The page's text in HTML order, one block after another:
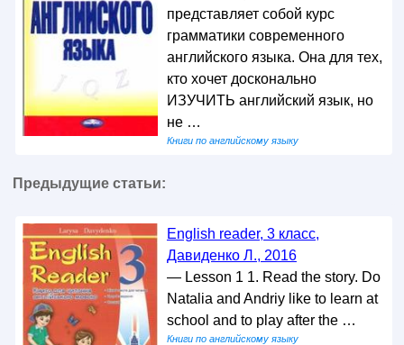
представляет собой курс
грамматики современного
английского языка. Она для тех,
кто хочет досконально
ИЗУЧИТЬ английский язык, но
не …
Книги по английскому языку
Предыдущие статьи:
Еnglish reader, 3 класс,
Давиденко Л., 2016
— Lesson 1 1. Read the story. Do
Natalia and Andriy like to learn at
school and to play after the …
Книги по английскому языку